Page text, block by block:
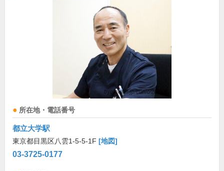
所在地・電話番号
都立大学駅
東京都目黒区八雲1-5-5-1F [地図]
03-3725-0177